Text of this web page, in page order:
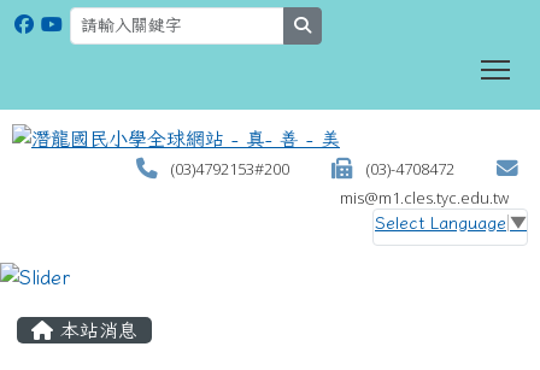
(03)4792153#200
(03)-4708472
mis@m1.cles.tyc.edu.tw
Select Language ▼
本站消息